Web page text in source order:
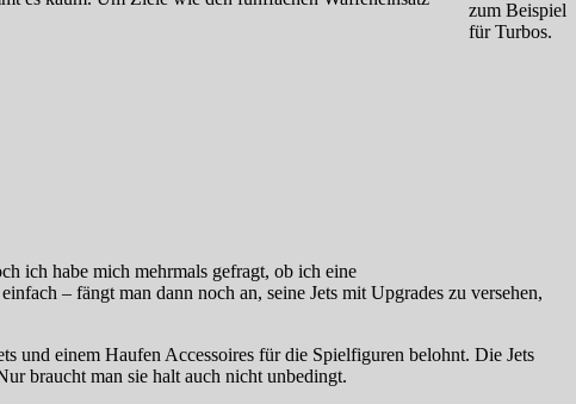
zum Beispiel
für Turbos.
ich habe mich mehrmals gefragt, ob ich eine
– fängt man dann noch an, seine Jets mit Upgrades zu versehen,
und einem Haufen Accessoires für die Spielfiguren belohnt. Die Jets
braucht man sie halt auch nicht unbedingt.